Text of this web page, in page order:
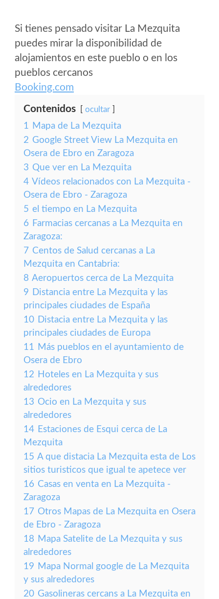
Si tienes pensado visitar La Mezquita
puedes mirar la disponibilidad de
alojamientos en este pueblo o en los
pueblos cercanos
Booking.com
Contenidos ocultar
1 Mapa de La Mezquita
2 Google Street View La Mezquita en
Osera de Ebro en Zaragoza
3 Que ver en La Mezquita
4 Vídeos relacionados con La Mezquita -
Osera de Ebro - Zaragoza
5 el tiempo en La Mezquita
6 Farmacias cercanas a La Mezquita en
Zaragoza:
7 Centos de Salud cercanas a La
Mezquita en Cantabria:
8 Aeropuertos cerca de La Mezquita
9 Distancia entre La Mezquita y las
principales ciudades de España
10 Distacia entre La Mezquita y las
principales ciudades de Europa
11 Más pueblos en el ayuntamiento de
Osera de Ebro
12 Hoteles en La Mezquita y sus
alrededores
13 Ocio en La Mezquita y sus
alrededores
14 Estaciones de Esqui cerca de La
Mezquita
15 A que distacia La Mezquita esta de Los
sitios turisticos que igual te apetece ver
16 Casas en venta en La Mezquita -
Zaragoza
17 Otros Mapas de La Mezquita en Osera
de Ebro - Zaragoza
18 Mapa Satelite de La Mezquita y sus
alrededores
19 Mapa Normal google de La Mezquita
y sus alrededores
20 Gasolineras cercans a La Mezquita en